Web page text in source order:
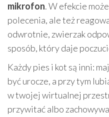
mikrofon. W efekcie
polecenia, ale też
odwrotnie, zwierzak
sposób, który daje
Każdy pies i kot są inni:
być urocze, a przy tym
w twojej wirtualnej
przywitać albo